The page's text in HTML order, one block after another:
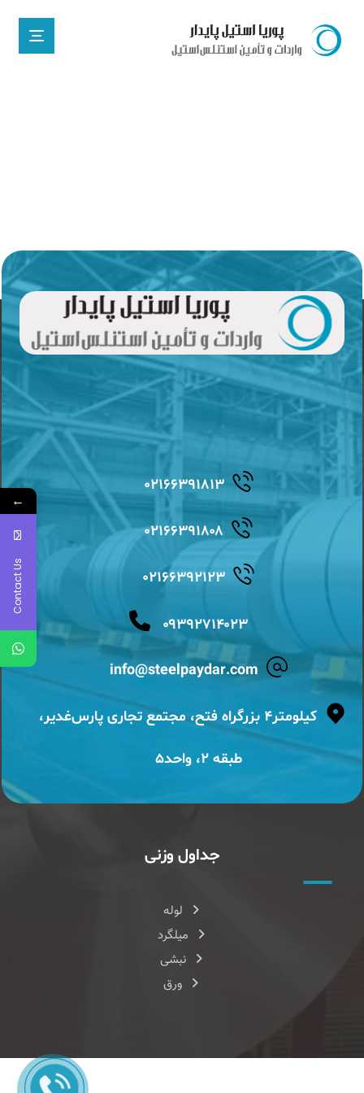
۰۲۱۶۶۳۹۱۸۱۳
۰۲۱۶۶۳۹۱۸۰۸
۰۲۱۶۶۳۹۲۱۲۳
۰۹۳۹۲۷۱۴۰۲۳
info@steelpaydar.com
کیلومتر۴ بزرگراه فتح، مجتمع تجاری پارس‌غدیر،
طبقه ۲، واحد۵
جداول وزنی
لوله
میلگرد
نبشی
ورق
هزارنویس
←
Contact Us